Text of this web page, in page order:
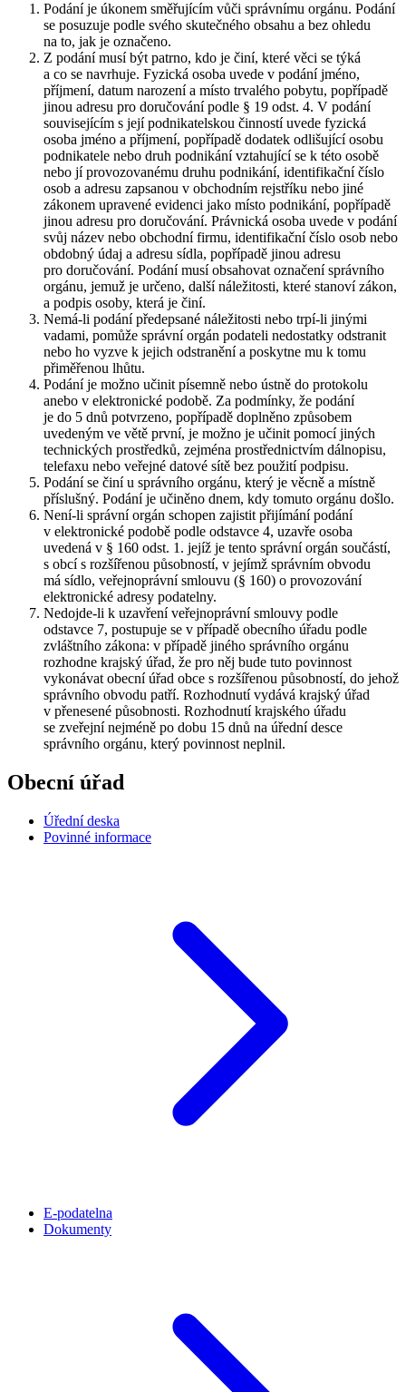
Podání je úkonem směřujícím vůči správnímu orgánu. Podání
se posuzuje podle svého skutečného obsahu a bez ohledu
na to, jak je označeno.
Z podání musí být patrno, kdo je činí, které věci se týká
a co se navrhuje. Fyzická osoba uvede v podání jméno,
příjmení, datum narození a místo trvalého pobytu, popřípadě
jinou adresu pro doručování podle § 19 odst. 4. V podání
souvisejícím s její podnikatelskou činností uvede fyzická
osoba jméno a příjmení, popřípadě dodatek odlišující osobu
podnikatele nebo druh podnikání vztahující se k této osobě
nebo jí provozovanému druhu podnikání, identifikační číslo
osob a adresu zapsanou v obchodním rejstříku nebo jiné
zákonem upravené evidenci jako místo podnikání, popřípadě
jinou adresu pro doručování. Právnická osoba uvede v podání
svůj název nebo obchodní firmu, identifikační číslo osob nebo
obdobný údaj a adresu sídla, popřípadě jinou adresu
pro doručování. Podání musí obsahovat označení správního
orgánu, jemuž je určeno, další náležitosti, které stanoví zákon,
a podpis osoby, která je činí.
Nemá-li podání předepsané náležitosti nebo trpí-li jinými
vadami, pomůže správní orgán podateli nedostatky odstranit
nebo ho vyzve k jejich odstranění a poskytne mu k tomu
přiměřenou lhůtu.
Podání je možno učinit písemně nebo ústně do protokolu
anebo v elektronické podobě. Za podmínky, že podání
je do 5 dnů potvrzeno, popřípadě doplněno způsobem
uvedeným ve větě první, je možno je učinit pomocí jiných
technických prostředků, zejména prostřednictvím dálnopisu,
telefaxu nebo veřejné datové sítě bez použití podpisu.
Podání se činí u správního orgánu, který je věcně a místně
příslušný. Podání je učiněno dnem, kdy tomuto orgánu došlo.
Není-li správní orgán schopen zajistit přijímání podání
v elektronické podobě podle odstavce 4, uzavře osoba
uvedená v § 160 odst. 1. jejíž je tento správní orgán součástí,
s obcí s rozšířenou působností, v jejímž správním obvodu
má sídlo, veřejnoprávní smlouvu (§ 160) o provozování
elektronické adresy podatelny.
Nedojde-li k uzavření veřejnoprávní smlouvy podle
odstavce 7, postupuje se v případě obecního úřadu podle
zvláštního zákona: v případě jiného správního orgánu
rozhodne krajský úřad, že pro něj bude tuto povinnost
vykonávat obecní úřad obce s rozšířenou působností, do jehož
správního obvodu patří. Rozhodnutí vydává krajský úřad
v přenesené působnosti. Rozhodnutí krajského úřadu
se zveřejní nejméně po dobu 15 dnů na úřední desce
správního orgánu, který povinnost neplnil.
Obecní úřad
Úřední deska
Povinné informace
E-podatelna
Dokumenty